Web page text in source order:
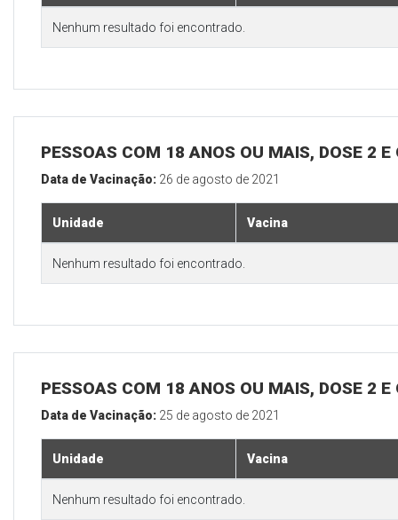
Nenhum resultado foi encontrado.
PESSOAS COM 18 ANOS OU MAIS, DOSE 2 E
Data de Vacinação: 26 de agosto de 2021
Unidade Vacina
Nenhum resultado foi encontrado.
PESSOAS COM 18 ANOS OU MAIS, DOSE 2 E
Data de Vacinação: 25 de agosto de 2021
Unidade Vacina
Nenhum resultado foi encontrado.